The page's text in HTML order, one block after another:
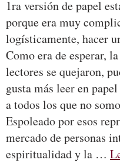
1ra versión de papel
porque era muy
logísticamente, hacer
Como era de esperar,
lectores se quejaron,
gusta más leer en
a todos los que no
Espoleado por esos
mercado de personas
espiritualidad y la …